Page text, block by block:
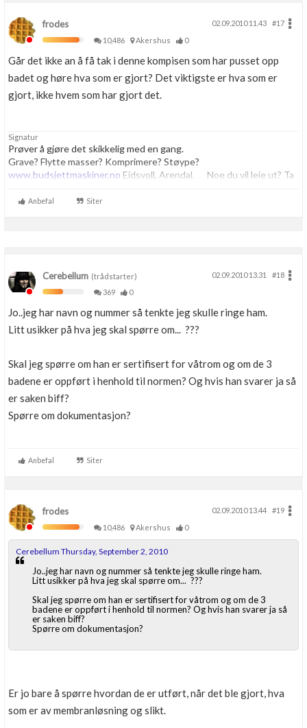
frodes 02.09.2010 11.43
#17
10,486
Akershus 0
Går det ikke an å få tak i denne kompisen som har pusset opp
badet og høre hva som er gjort? Det viktigste er hva som er
gjort, ikke hvem som har gjort det.
Signatur
Prøver å gjøre det skikkelig med en gang.
Grave? Flytte masser? Komprimere? Støype?
www.budsjettmaskiner.no Eidsvoll, Arendal. Noe du vil leie ut? Ta
Anbefal Siter
Cerebellum (trådstarter) 02.09.2010 13.31
#18
369
0
Jo..jeg har navn og nummer så tenkte jeg skulle ringe ham.
Litt usikker på hva jeg skal spørre om... ???
Skal jeg spørre om han er sertifisert for våtrom og om de 3
badene er oppført i henhold til normen? Og hvis han svarer ja så
er saken biff?
Spørre om dokumentasjon?
Anbefal Siter
frodes 02.09.2010 13.44
#19
10,486
Akershus 0
Cerebellum Thursday, September 2, 2010
Jo..jeg har navn og nummer så tenkte jeg skulle ringe ham.
Litt usikker på hva jeg skal spørre om... ???
Skal jeg spørre om han er sertifisert for våtrom og om de 3
badene er oppført i henhold til normen? Og hvis han svarer ja så
er saken biff?
Spørre om dokumentasjon?
Er jo bare å spørre hvordan de er utført, når det ble gjort, hva
som er av membranløsning og slikt.